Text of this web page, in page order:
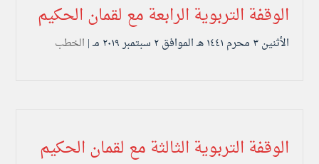
الوقفة التربوية الرابعة مع لقمان الحكيم
الأثنين ۳ محرم ۱٤٤۱ هـ الموافق ۲ سبتمبر ۲۰۱۹ مـ | الخطب
الوقفة التربوية الثالثة مع لقمان الحكيم